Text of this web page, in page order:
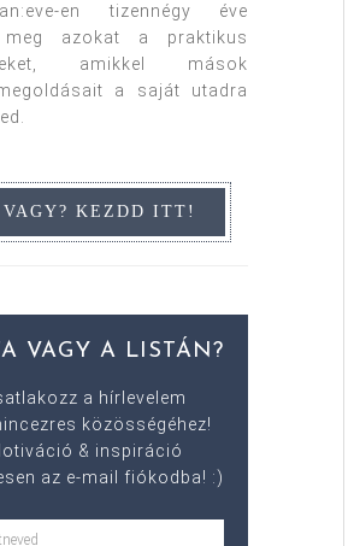
en tizennégy éve
azokat a praktikus
amikkel mások
a saját utadra
VAGY A LISTÁN?
a hírlevelem
közösségéhez!
& inspiráció
az e-mail fiókodba! :)